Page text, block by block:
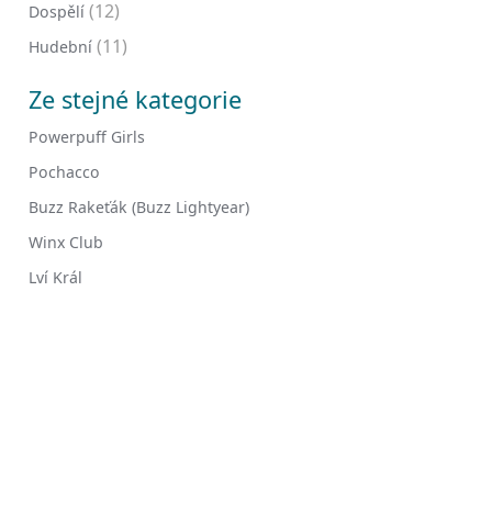
Dospělí (12)
Hudební (11)
Ze stejné kategorie
Powerpuff Girls
Pochacco
Buzz Rakeťák (Buzz Lightyear)
Winx Club
Lví Král